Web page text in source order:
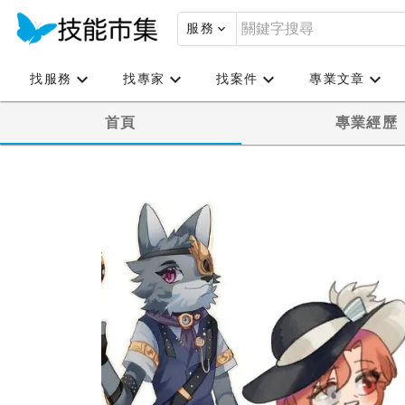
服務
找服務 找專家 找案件 專業文章
首頁 專業經歷